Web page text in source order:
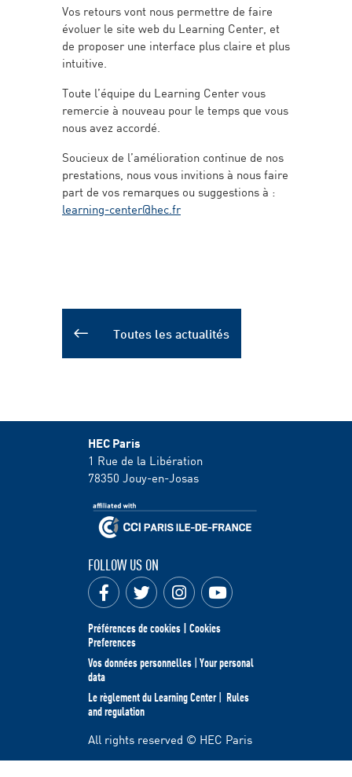
Vos retours vont nous permettre de faire
évoluer le site web du Learning Center, et
de proposer une interface plus claire et plus
intuitive.
Toute l’équipe du Learning Center vous
remercie à nouveau pour le temps que vous
nous avez accordé.
Soucieux de l’amélioration continue de nos
prestations, nous vous invitions à nous faire
part de vos remarques ou suggestions à :
learning-center@hec.fr
Toutes les actualités
HEC Paris
1 Rue de la Libération
78350 Jouy-en-Josas
FOLLOW US ON
Préférences de cookies | Cookies
Preferences
Vos données personnelles | Your personal
data
Le règlement du Learning Center| Rules
and regulation
All rights reserved © HEC Paris